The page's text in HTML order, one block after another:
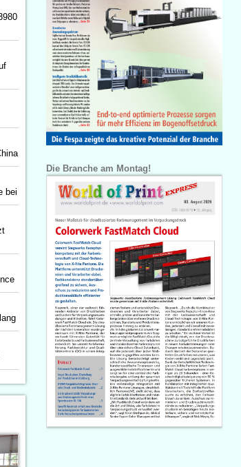
bei
Die Branche am Montag!